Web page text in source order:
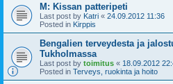
M: Kissan patteripeti
Last post by Katri « 24.09.2012 11:36
Posted in Kirppis
Bengalien terveydesta ja
Tukholmassa
Last post by toimitus « 18.09.2012
Posted in Terveys, ruokinta ja hoito